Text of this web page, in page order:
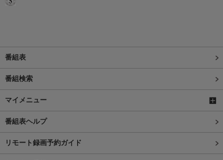
番組表
番組検索
マイメニュー
番組表ヘルプ
リモート録画予約ガイド